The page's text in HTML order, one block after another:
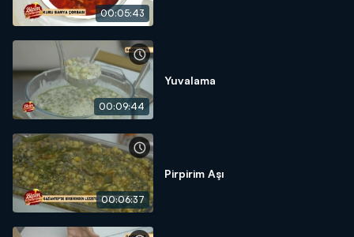
00:05:43
00:09:44
Yuvalama
00:06:37
Pirpirim Aşı